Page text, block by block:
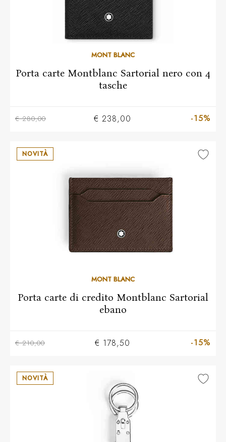
MONT BLANC
Porta carte Montblanc Sartorial nero con 4
tasche
€ 280,00 € 238,00 -15%
NOVITÀ
MONT BLANC
Porta carte di credito Montblanc Sartorial
ebano
€ 210,00 € 178,50 -15%
NOVITÀ